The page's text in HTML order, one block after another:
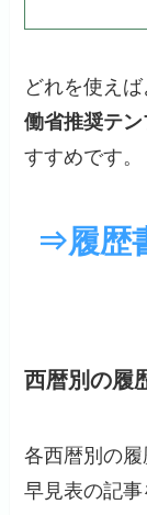
どれを使え
働省推奨テン
すすめです。
⇒履歴
西暦別の履
各西暦別の
早見表の記事